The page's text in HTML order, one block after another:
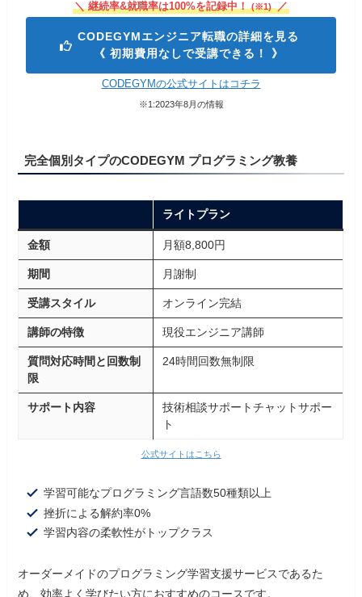
＼ 継続率&就職率は100%を記録中！ (※1) ／
CODEGYMエンジニア転職の詳細を見る
《 初期費用なしで受講できる！ 》
CODEGYMの公式サイトはコチラ
※1:2023年8月の情報
完全個別タイプのCODEGYM プログラミング教養
ライトプラン
金額 月額8,800円
期間 月謝制
受講スタイル オンライン完結
講師の特徴 現役エンジニア講師
質問対応時間と回数制
限
24時間回数無制限
サポート内容
技術相談サポートチャットサポー
ト
公式サイトはこちら
学習可能なプログラミング言語数50種類以上
挫折による解約率0%
学習内容の柔軟性がトップクラス
オーダーメイドのプログラミング学習支援サービスであるた
め、効率よく学びたい方におすすめのコースです。